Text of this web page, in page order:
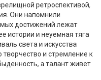
ретроспективой,
Они напомнили
достижений лежат
истории и неуемная тяга
света и искусства
и стремление к
а талант живет